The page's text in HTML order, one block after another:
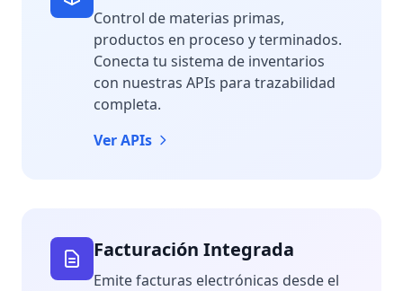
Control de materias primas,
productos en proceso y terminados.
Conecta tu sistema de inventarios
con nuestras APIs para trazabilidad
completa.
Ver APIs
Facturación Integrada
Emite facturas electrónicas desde el